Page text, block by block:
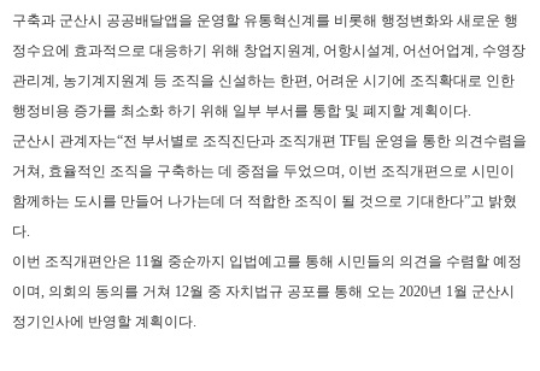
구축과 군산시 공공배달앱을 운영할 유통혁신계를 비롯해 행정변화와 새로운 행
정수요에 효과적으로 대응하기 위해 창업지원계 , 어항시설계 , 어선어업계 , 수영장
관리계 , 농기계지원계 등 조직을 신설하는 한편, 어려운 시기에 조직확대로 인한
행정비용 증가를 최소화 하기 위해 일부 부서를 통합 및 폐지할 계획이다.
군산시 관계자는“전 부서별로 조직진단과 조직개편 TF팀 운영을 통한 의견수렴을
거쳐, 효율적인 조직을 구축하는 데 중점을 두었으며, 이번 조직개편으로 시민이
함께하는 도시를 만들어 나가는데 더 적합한 조직이 될 것으로 기대한다”고 밝혔
다.
이번 조직개편안은 11월 중순까지 입법예고를 통해 시민들의 의견을 수렴할 예정
이며, 의회의 동의를 거쳐 12월 중 자치법규 공포를 통해 오는 2020년 1월 군산시
정기인사에 반영할 계획이다.